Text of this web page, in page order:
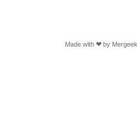
Made with ❤ by Mergeek